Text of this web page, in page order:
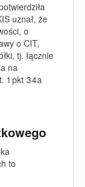
uznał, że
o
o CIT,
tj. łącznie
na
1 pkt 34a
to